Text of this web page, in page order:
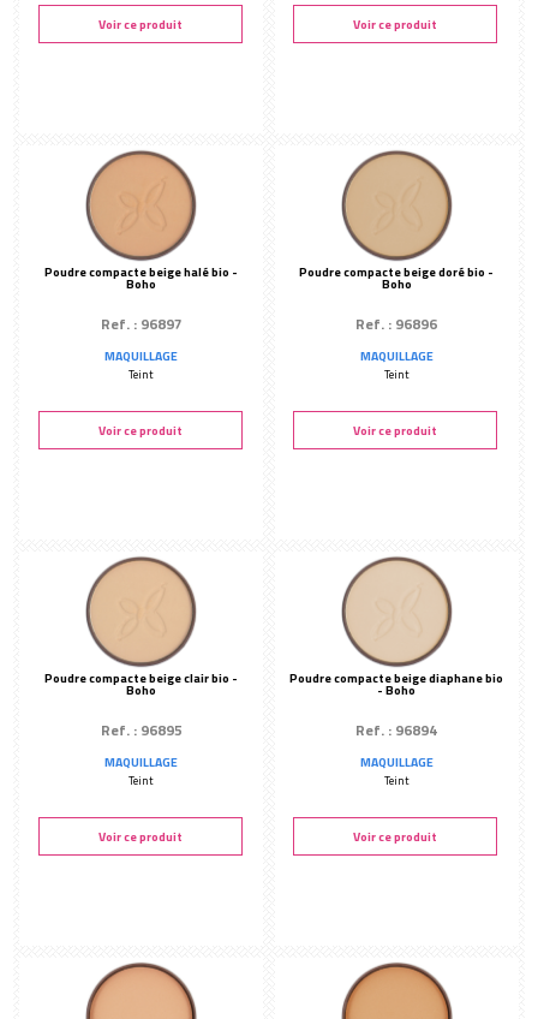
Voir ce produit Voir ce produit
Poudre compacte beige halé bio -
Boho
Ref. : 96897
MAQUILLAGE
Teint
Voir ce produit
Poudre compacte beige doré bio -
Boho
Ref. : 96896
MAQUILLAGE
Teint
Voir ce produit
Poudre compacte beige clair bio -
Boho
Ref. : 96895
MAQUILLAGE
Teint
Voir ce produit
Poudre compacte beige diaphane bio
- Boho
Ref. : 96894
MAQUILLAGE
Teint
Voir ce produit